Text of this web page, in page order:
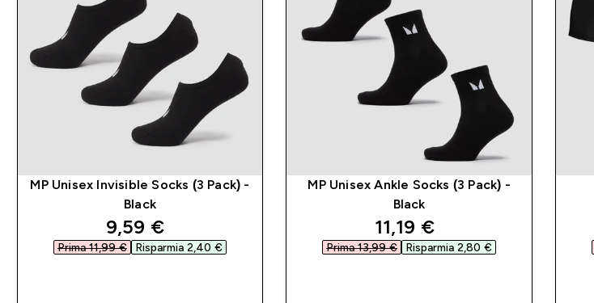
MP Unisex Invisible Socks (3 Pack) -
Black
discounted price
9,59 €‎
Prima 11,99 €‎ Risparmia 2,40 €‎
MP Unisex Ankle Socks (3 Pack) -
Black
discounted price
11,19 €‎
Prima 13,99 €‎ Risparmia 2,80 €‎